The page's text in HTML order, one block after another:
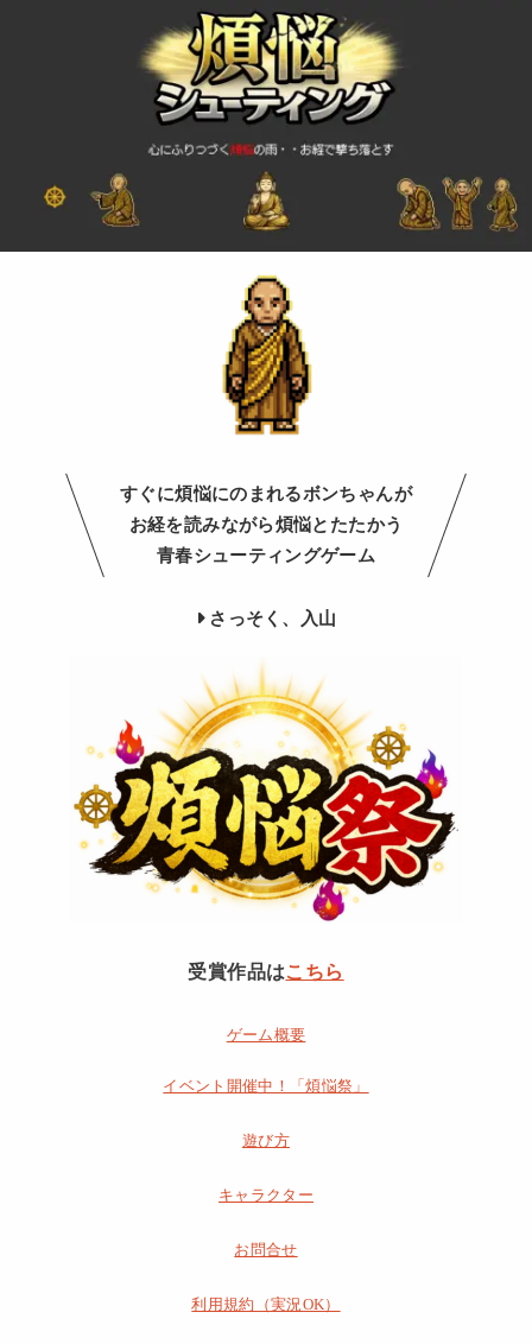
すぐに煩悩にのまれるボンちゃんが
お経を読みながら煩悩とたたかう
青春シューティングゲーム
さっそく、入山
受賞作品はこちら
ゲーム概要
イベント開催中！「煩悩祭」
遊び方
キャラクター
お問合せ
利用規約（実況OK）